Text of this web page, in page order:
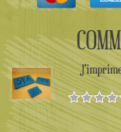
Note 5
5